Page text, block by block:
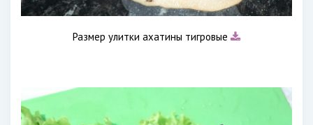
Размер улитки ахатины тигровые